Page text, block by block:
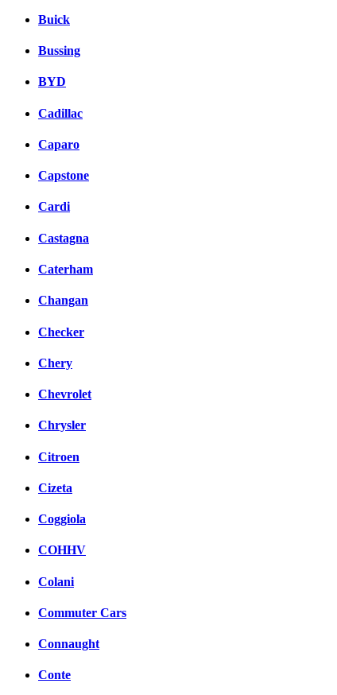
Buick
Bussing
BYD
Cadillac
Caparo
Capstone
Cardi
Castagna
Caterham
Changan
Checker
Chery
Chevrolet
Chrysler
Citroen
Cizeta
Coggiola
COHHV
Colani
Commuter Cars
Connaught
Conte